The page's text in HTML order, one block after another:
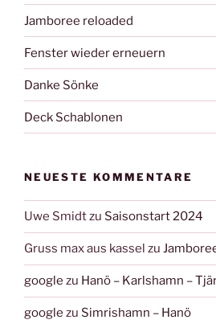
Jamboree reloaded
Fenster wieder erneuern
Danke Sönke
Deck Schablonen
NEUESTE KOMMENTARE
Uwe Smidtzu Saisonstart 2024
Gruss max aus kassel zu
google zu Hanö – Karlshamn –
google zu Simrishamn – Hanö